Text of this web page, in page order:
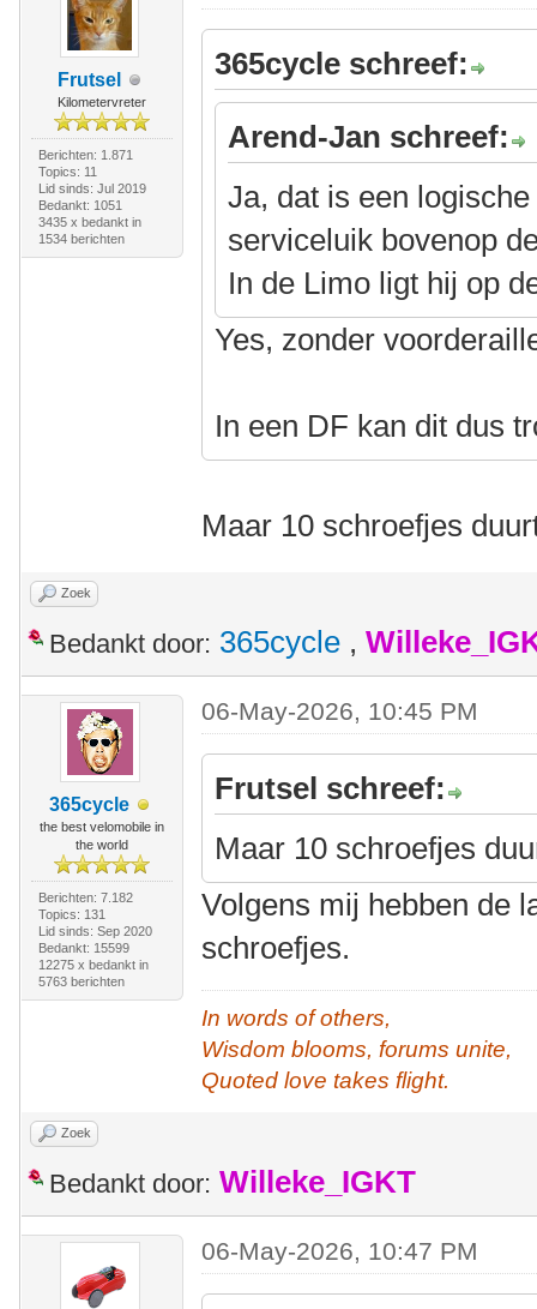
Frutsel
Kilometervreter
Berichten: 1.871
Topics: 11
Lid sinds: Jul 2019
Bedankt: 1051
3435 x bedankt in
1534 berichten
365cycle schreef:
Arend-Jan schreef:
Ja, dat is een
serviceluik bovenop
In de Limo ligt hij op
Yes, zonder
In een DF kan dit dus
Maar 10 schroefjes
Zoek
Bedankt door: 365cycle ,
365cycle
the best velomobile in
the world
Berichten: 7.182
Topics: 131
Lid sinds: Sep 2020
Bedankt: 15599
12275 x bedankt in
5763 berichten
06-May-2026, 10:45 PM
Frutsel schreef:
Maar 10 schroefjes
Volgens mij hebben de
schroefjes.
In words of others,
Wisdom blooms, forums unite,
Quoted love takes flight.
Zoek
Bedankt door: Willeke_IGKT
06-May-2026, 10:47 PM